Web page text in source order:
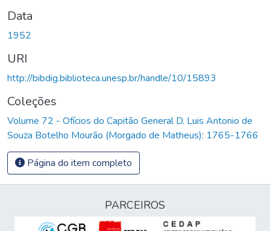
Data
1952
URI
http://bibdig.biblioteca.unesp.br/handle/10/15893
Coleções
Volume 72 - Ofícios do Capitão General D. Luis Antonio de
Souza Botelho Mourão (Morgado de Matheus): 1765-1766
Página do item completo
PARCEIROS